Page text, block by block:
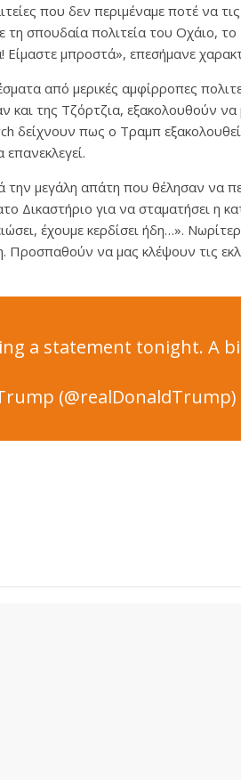
που δεν περιμέναμε ποτέ να
σπουδαία πολιτεία του Οχάιο,
μπροστά», επεσήμανε
από μερικές αμφίρροπες
και της Τζόρτζια, εξακολουθούν
δείχνουν πως ο Τραμπ
την μεγάλη απάτη που θέλησαν να
Δικαστήριο για να σταματήσει η
έχουμε κερδίσει ήδη…».
Προσπαθούν να μας κλέψουν τις
a statement tonight. A
(@realDonaldTrump)